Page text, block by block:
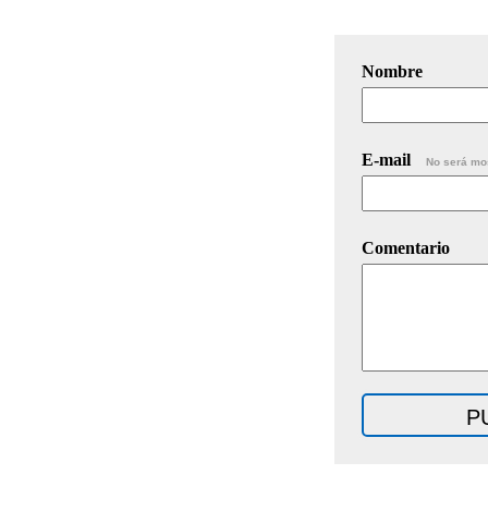
Nombre
E-mail No será
Comentario